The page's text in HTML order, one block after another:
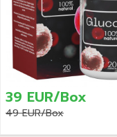
39 EUR/Box
49 EUR/Box